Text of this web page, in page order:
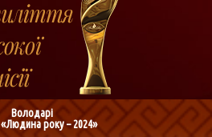
Володарі
року – 2024»